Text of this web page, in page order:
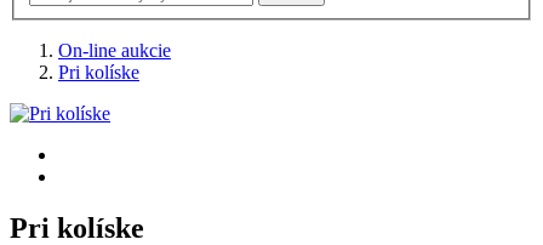
On-line aukcie
Pri kolíske
Pri kolíske